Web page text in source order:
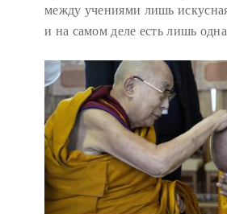
между учениями лишь
и на самом деле есть лишь